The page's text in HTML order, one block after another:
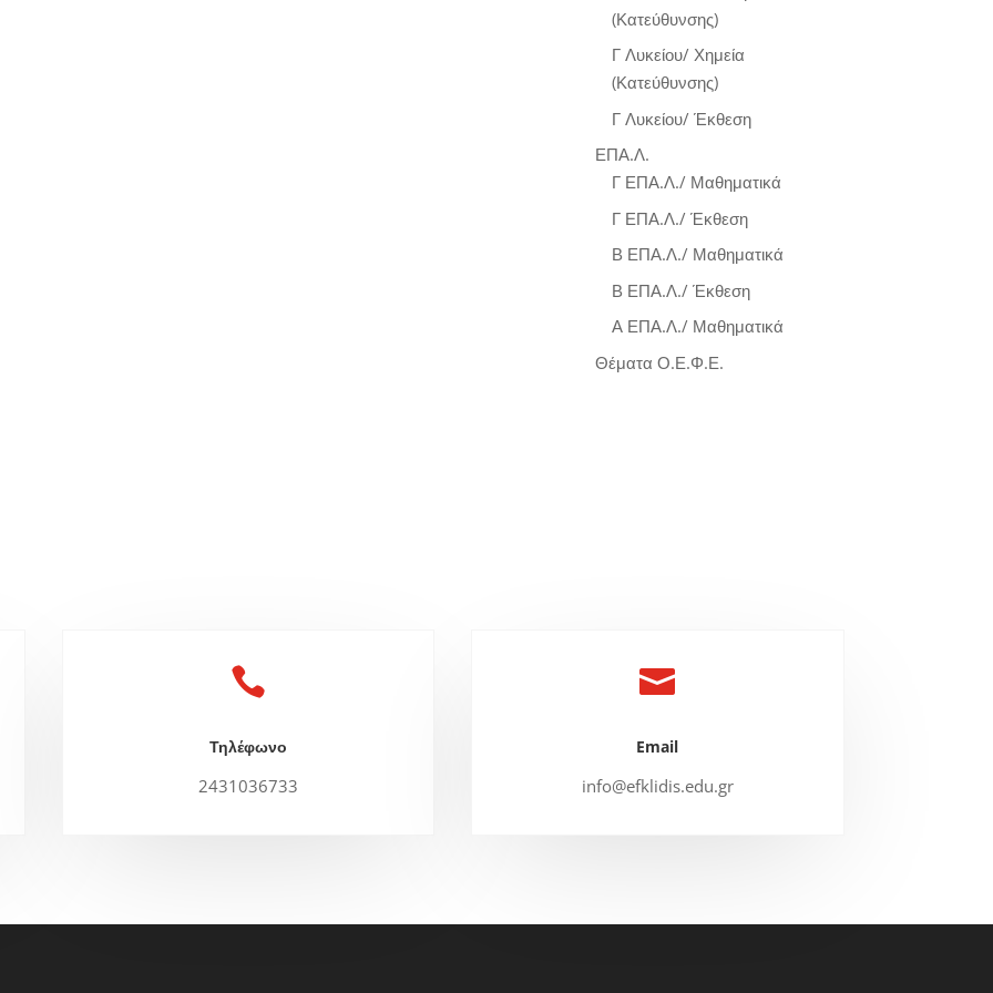
(Κατεύθυνσης)
Γ Λυκείου/ Χημεία
(Κατεύθυνσης)
Γ Λυκείου/ Έκθεση
ΕΠΑ.Λ.
Γ ΕΠΑ.Λ./ Μαθηματικά
Γ ΕΠΑ.Λ./ Έκθεση
Β ΕΠΑ.Λ./ Μαθηματικά
Β ΕΠΑ.Λ./ Έκθεση
Α ΕΠΑ.Λ./ Μαθηματικά
Θέματα Ο.Ε.Φ.Ε.

Τηλέφωνο
2431036733

Email
info@efklidis.edu.gr